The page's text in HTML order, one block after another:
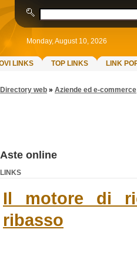
Monday, August 10, 2026
LINKS TOP LINKS
LINK
Directory web » Aziende ed e-commerce
Aste online
LINKS
Il motore di
ribasso